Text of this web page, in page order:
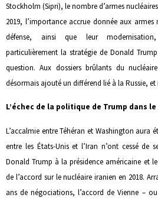
Stockholm (Sipri), le nombre d’armes
2019, l’importance accrue donnée aux armes
défense, ainsi que leur
particulièrement la stratégie de Donald
question. Aux dossiers brûlants du
désormais ajouté un différend lié à la Russie,
L’échec de la politique de Trump dans
L’accalmie entre Téhéran et Washington aura
entre les États-Unis et l’Iran n’ont cessé de
Donald Trump à la présidence américaine et
de l’accord sur le nucléaire iranien en 2018.
ans de négociations, l’accord de Vienne –